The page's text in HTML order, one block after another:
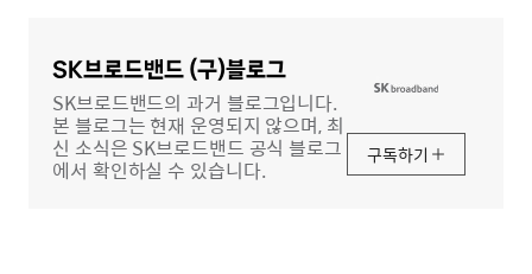
SK브로드밴드 (구)블로그
SK브로드밴드의 과거 블로그입니다.
본 블로그는 현재 운영되지 않으며, 최
신 소식은 SK브로드밴드 공식 블로그
에서 확인하실 수 있습니다.
구독하기